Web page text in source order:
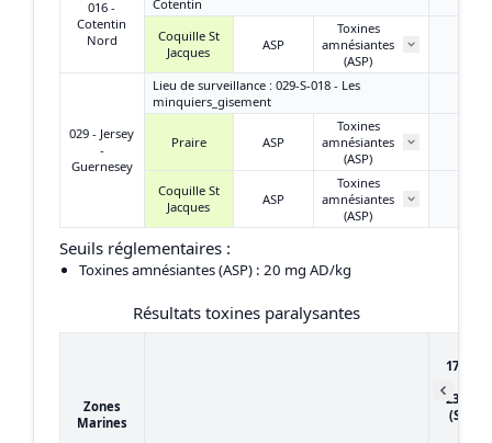
016 -
Cotentin
Nord
Cotentin
Coquille St
Jacques
ASP
Toxines
amnésiantes
(ASP)
029 - Jersey
-
Guernesey
Lieu de surveillance : 029-S-018 - Les
minquiers_gisement
Praire ASP
Toxines
amnésiantes
(ASP)
Coquille St
Jacques
ASP
Toxines
amnésiantes
(ASP)
Seuils réglementaires :
Toxines amnésiantes (ASP) : 20 mg AD/kg
Résultats toxines paralysantes
Zones
Marines
17/01/
23/01/